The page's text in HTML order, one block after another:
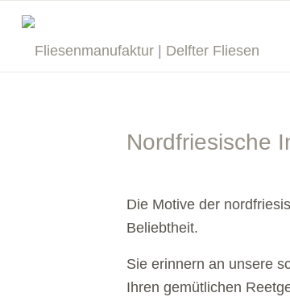
Nordfriesische
Die Motive der
Beliebtheit.
Sie erinnern an unsere
Ihren gemütlichen